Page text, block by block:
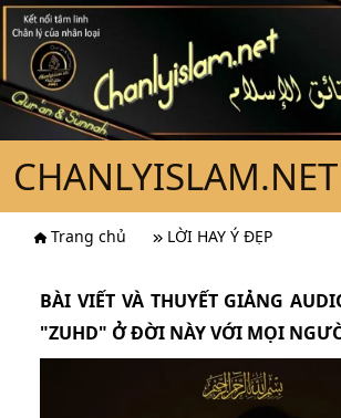
CHANLYISLAM.NET
Trang chủ LỜI HAY Ý ĐẸP
BÀI VIẾT VÀ THUYẾT GIẢNG
"ZUHD" Ở ĐỜI NÀY VỚI MỌI